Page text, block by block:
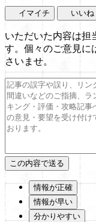
イマイチ いいね
いただいた内容は担
す。個々のご意見に
さいませ。
情報が正確
情報が早い
分かりやすい